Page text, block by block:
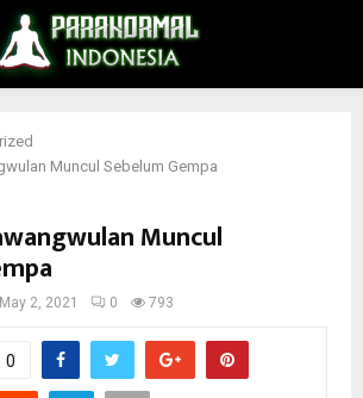
Muncul Sebelum Gempa
Muncul
May 2, 2021 0 793
0